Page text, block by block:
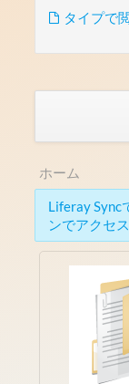
タイプで
ホーム
Liferay Sync
ンでアクセ